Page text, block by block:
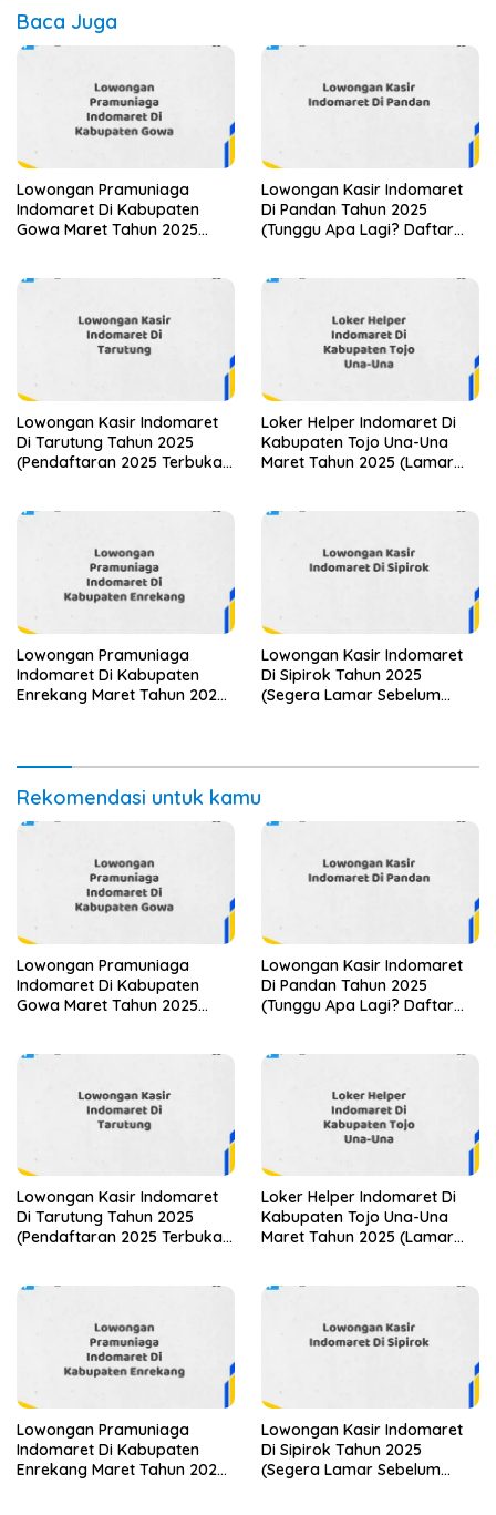
Baca Juga
Lowongan Pramuniaga
Indomaret Di Kabupaten
Gowa Maret Tahun 2025
Lowongan Kasir Indomaret
Di Pandan Tahun 2025
(Tunggu Apa Lagi? Daftar
Lowongan Kasir Indomaret
Di Tarutung Tahun 2025
(Pendaftaran 2025 Terbuka
Loker Helper Indomaret Di
Kabupaten Tojo Una-Una
Maret Tahun 2025 (Lamar
Lowongan Pramuniaga
Indomaret Di Kabupaten
Enrekang Maret Tahun 2025
Lowongan Kasir Indomaret
Di Sipirok Tahun 2025
(Segera Lamar Sebelum
Rekomendasi untuk kamu
Lowongan Pramuniaga
Indomaret Di Kabupaten
Gowa Maret Tahun 2025
Lowongan Kasir Indomaret
Di Pandan Tahun 2025
(Tunggu Apa Lagi? Daftar
Lowongan Kasir Indomaret
Di Tarutung Tahun 2025
(Pendaftaran 2025 Terbuka
Loker Helper Indomaret Di
Kabupaten Tojo Una-Una
Maret Tahun 2025 (Lamar
Lowongan Pramuniaga
Indomaret Di Kabupaten
Enrekang Maret Tahun 2025
Lowongan Kasir Indomaret
Di Sipirok Tahun 2025
(Segera Lamar Sebelum